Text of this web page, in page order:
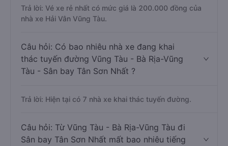
Trả lời: Vé xe rẻ nhất có mức giá là 200.000 đồng của
nhà xe Hải Vân Vũng Tàu.
Câu hỏi: Có bao nhiêu nhà xe đang khai
thác tuyến đường Vũng Tàu - Bà Rịa-Vũng
Tàu - Sân bay Tân Sơn Nhất ?
Trả lời: Hiện tại có 7 nhà xe khai thác tuyến đường.
Câu hỏi: Từ Vũng Tàu - Bà Rịa-Vũng Tàu đi
Sân bay Tân Sơn Nhất mất bao nhiêu tiếng